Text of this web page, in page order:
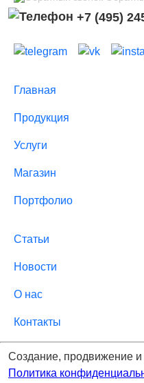
+7 (495)
Главная
Продукция
Услуги
Магазин
Портфолио
Статьи
Новости
О нас
Контакты
Создание, продвижение и
Политика